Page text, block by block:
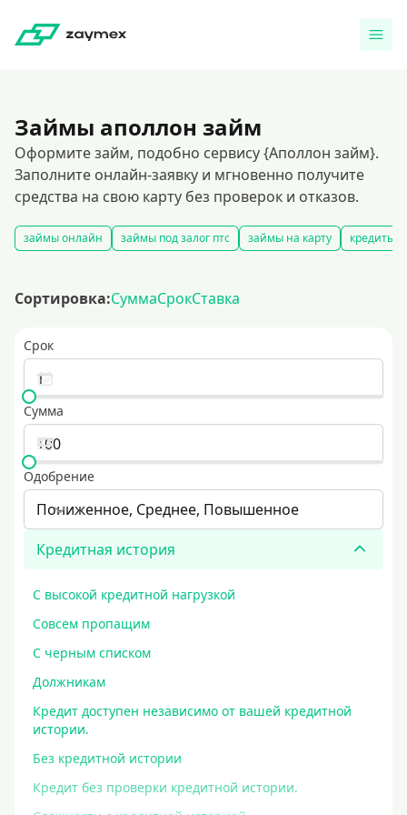
Займы аполлон займ
Оформите займ, подобно сервису {Аполлон займ}.
Заполните онлайн-заявку и мгновенно получите
средства на свою карту без проверок и отказов.
займы онлайн займы под залог птс займы на карту кредиты
Сортировка:СуммаСрокСтавка
Срок
Сумма
Одобрение
Пониженное, Среднее, Повышенное
Кредитная история
С высокой кредитной нагрузкой
Совсем пропащим
С черным списком
Должникам
Кредит доступен независимо от вашей кредитной
истории.
Без кредитной истории
Кредит без проверки кредитной истории.